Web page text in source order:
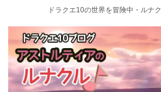
ドラクエ10の世界を冒険中・ルナ